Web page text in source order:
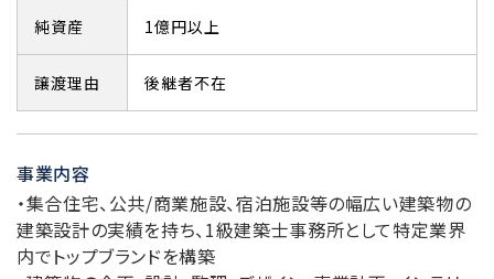
純資産 1億円以上
譲渡理由 後継者不在
事業内容
・集合住宅、公共/商業施設、宿泊施設等の幅広い建築物の
建築設計の実績を持ち、1級建築士事務所として特定業界
内でトップブランドを構築